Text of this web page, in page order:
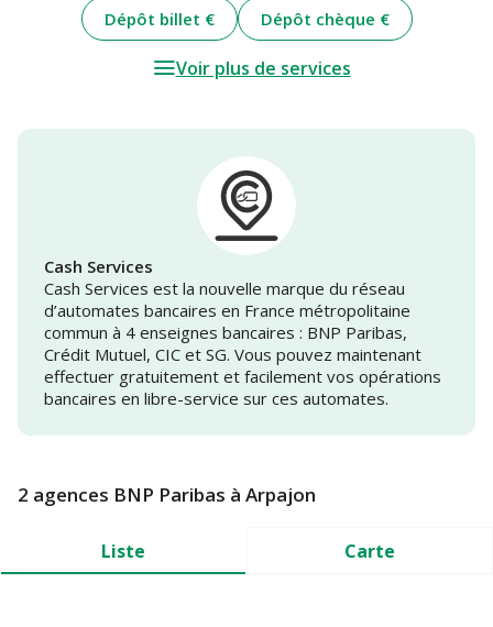
Dépôt billet €
Dépôt chèque €
Voir plus de services
Cash Services
Cash Services est la nouvelle marque du réseau
d’automates bancaires en France métropolitaine
commun à 4 enseignes bancaires : BNP Paribas,
Crédit Mutuel, CIC et SG. Vous pouvez maintenant
effectuer gratuitement et facilement vos opérations
bancaires en libre-service sur ces automates.
2 agences BNP Paribas à Arpajon
Liste Carte